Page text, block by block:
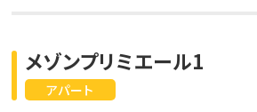
アパート
メゾンプリミエール1